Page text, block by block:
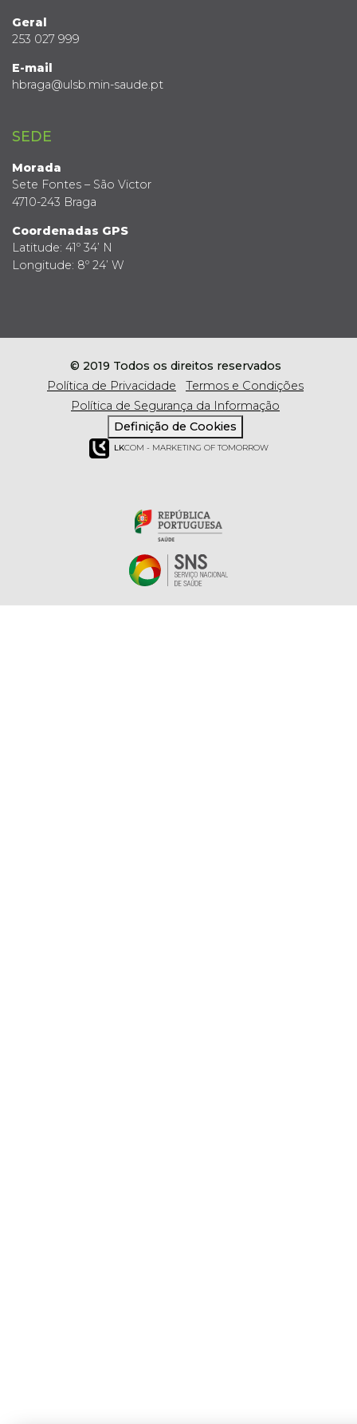
Geral
253 027 999
E-mail
hbraga@ulsb.min-saude.pt
SEDE
Morada
Sete Fontes – São Victor
4710-243 Braga
Coordenadas GPS
Latitude: 41º 34’ N
Longitude: 8º 24’ W
© 2019 Todos os direitos reservados
Política de Privacidade
Termos e Condições
Política de Segurança da Informação
Definição de Cookies
LKCOM - MARKETING OF TOMORROW